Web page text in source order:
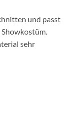
und passt
sehr